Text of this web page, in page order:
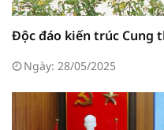
Độc đáo kiến trúc Cung
Ngày: 28/05/2025